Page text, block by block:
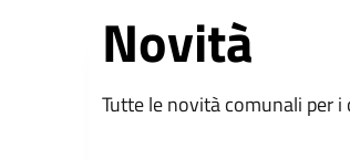
Novità
Descrizione breve
Tutte le novità comunali per